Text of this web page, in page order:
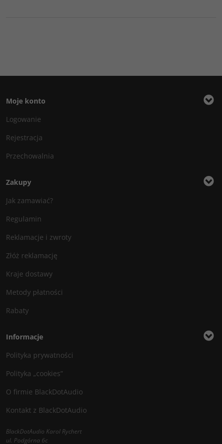
Moje konto
Logowanie
Rejestracja
Przechowalnia
Zakupy
Jak zamawiać?
Regulamin
Reklamacje i zwroty
Złóż reklamację
Kraje dostawy
Metody płatności
Rabaty
Informacje
Polityka prywatności
Polityka „cookies”
O firmie BlackDotAudio
Kontakt z BlackDotAudio
BlackDotAudio Karol Rychert
ul. Podgórna 6c